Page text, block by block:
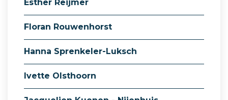
Esther Reijmer
Floran Rouwenhorst
Hanna Sprenkeler-Luksch
Ivette Olsthoorn